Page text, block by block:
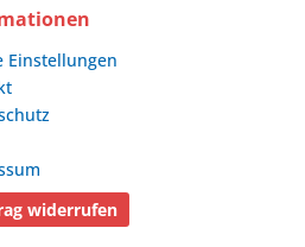
Einstellungen
widerrufen